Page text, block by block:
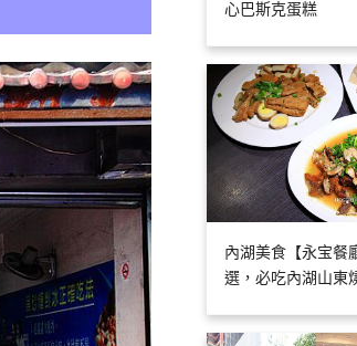
心巴斯克蛋糕
內湖美食【永宝餐
選，必吃內湖山東